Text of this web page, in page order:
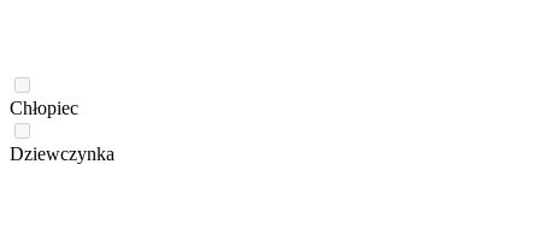
Chłopiec
Dziewczynka